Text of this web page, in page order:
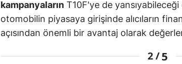
Kırklareli
Kırşehir
kampanyaların T10F'ye de
otomobilin piyasaya girişinde alıcıların
açısından önemli bir avantaj olarak
2 /5